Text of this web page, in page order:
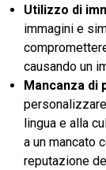
Utilizzo di
immagini e
causando un
Mancanza
lingua e alla
a un mancato
reputazione